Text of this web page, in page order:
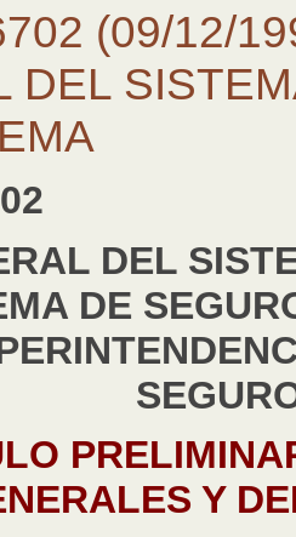
(09/12/
DEL
DEL
DE
Y